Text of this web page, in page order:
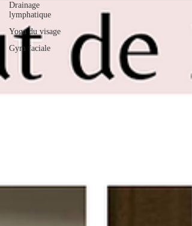
Drainage
lymphatique
Yoga du visage
Gym faciale